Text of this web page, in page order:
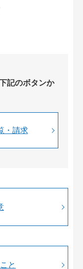
記のボタンか
・請求
と